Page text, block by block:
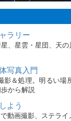
ラリー
、星雲・星団、天
写真入門
影＆処理。明るい場
から解説
よう
動画撮影、ステラ